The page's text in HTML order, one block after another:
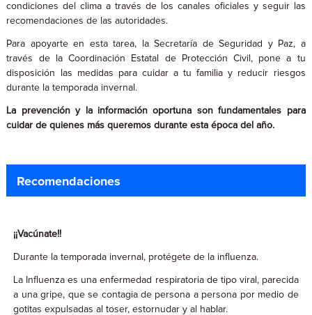
condiciones del clima a través de los canales oficiales y seguir las
recomendaciones de las autoridades.
Para apoyarte en esta tarea, la Secretaría de Seguridad y Paz, a
través de la Coordinación Estatal de Protección Civil, pone a tu
disposición las medidas para cuidar a tu familia y reducir riesgos
durante la temporada invernal.
La prevención y la información oportuna son fundamentales para
cuidar de quienes más queremos durante esta época del año.
Recomendaciones
¡¡Vacúnate!!
Durante la temporada invernal, protégete de la influenza.
La Influenza es una enfermedad respiratoria de tipo viral, parecida
a una gripe, que se contagia de persona a persona por medio de
gotitas expulsadas al toser, estornudar y al hablar.